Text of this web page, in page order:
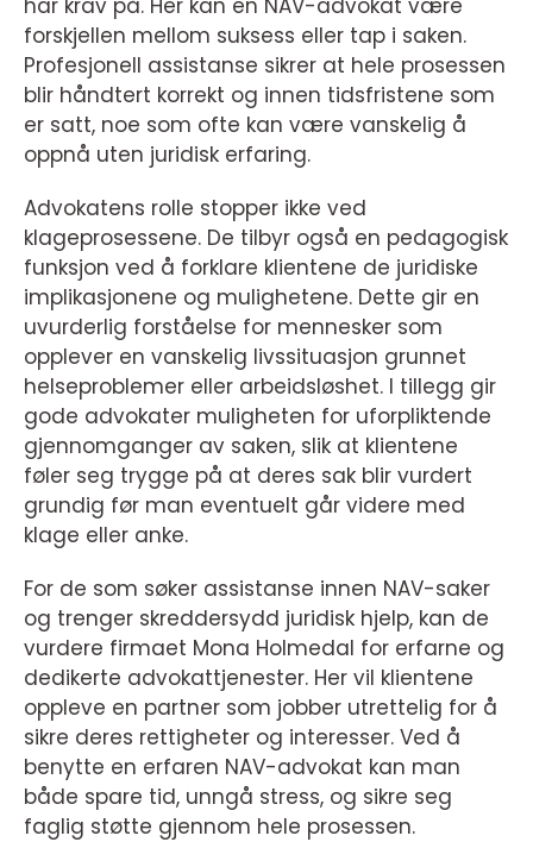
forskjellen mellom suksess eller tap i saken.
Profesjonell assistanse sikrer at hele prosessen
blir håndtert korrekt og innen tidsfristene som
er satt, noe som ofte kan være vanskelig å
oppnå uten juridisk erfaring.
Advokatens rolle stopper ikke ved
klageprosessene. De tilbyr også en pedagogisk
funksjon ved å forklare klientene de juridiske
implikasjonene og mulighetene. Dette gir en
uvurderlig forståelse for mennesker som
opplever en vanskelig livssituasjon grunnet
helseproblemer eller arbeidsløshet. I tillegg gir
gode advokater muligheten for uforpliktende
gjennomganger av saken, slik at klientene
føler seg trygge på at deres sak blir vurdert
grundig før man eventuelt går videre med
klage eller anke.
For de som søker assistanse innen NAV-saker
og trenger skreddersydd juridisk hjelp, kan de
vurdere firmaet Mona Holmedal for erfarne og
dedikerte advokattjenester. Her vil klientene
oppleve en partner som jobber utrettelig for å
sikre deres rettigheter og interesser. Ved å
benytte en erfaren NAV-advokat kan man
både spare tid, unngå stress, og sikre seg
faglig støtte gjennom hele prosessen.